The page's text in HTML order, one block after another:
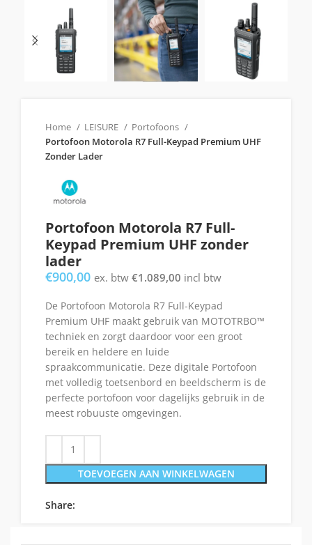
Home LEISURE
Portofoons
Portofoon Motorola R7 Full-Keypad Premium UHF
Zonder Lader
Portofoon Motorola R7 Full-
Keypad Premium UHF zonder
lader
€900,00 ex. btw €1.089,00 incl btw
De Portofoon Motorola R7 Full-Keypad
Premium UHF maakt gebruik van MOTOTRBO™
techniek en zorgt daardoor voor een groot
bereik en heldere en luide
spraakcommunicatie. Deze digitale Portofoon
met volledig toetsenbord en beeldscherm is de
perfecte portofoon voor dagelijks gebruik in de
meest robuuste omgevingen.
TOEVOEGEN AAN WINKELWAGEN
Share: